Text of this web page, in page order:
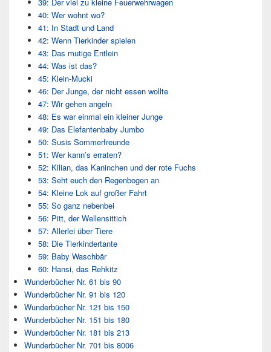
39: Der viel zu kleine Feuerwehrwagen
40: Wer wohnt wo?
41: In Stadt und Land
42: Wenn Tierkinder spielen
43: Das mutige Entlein
44: Was ist das?
45: Klein-Mucki
46: Der Junge, der nicht essen wollte
47: Wir gehen angeln
48: Es war einmal ein kleiner Junge
49: Das Elefantenbaby Jumbo
50: Susis Sommerfreunde
51: Wer kann’s erraten?
52: Kilian, das Kaninchen und der rote Fuchs
53: Seht euch den Regenbogen an
54: Kleine Lok auf großer Fahrt
55: So ganz nebenbei
56: Pitt, der Wellensittich
57: Allerlei über Tiere
58: Die Tierkindertante
59: Baby Waschbär
60: Hansi, das Rehkitz
Wunderbücher Nr. 61 bis 90
Wunderbücher Nr. 91 bis 120
Wunderbücher Nr. 121 bis 150
Wunderbücher Nr. 151 bis 180
Wunderbücher Nr. 181 bis 213
Wunderbücher Nr. 701 bis 8006